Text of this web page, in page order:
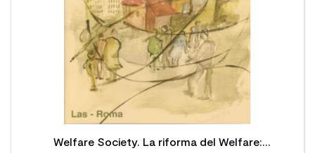
Welfare Society. La riforma del Welfare: